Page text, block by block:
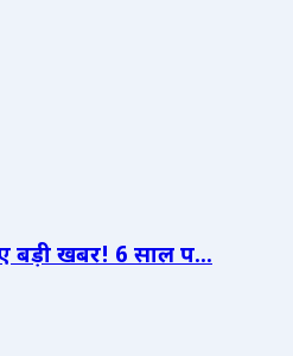
बड़ी खबर! 6 साल प...